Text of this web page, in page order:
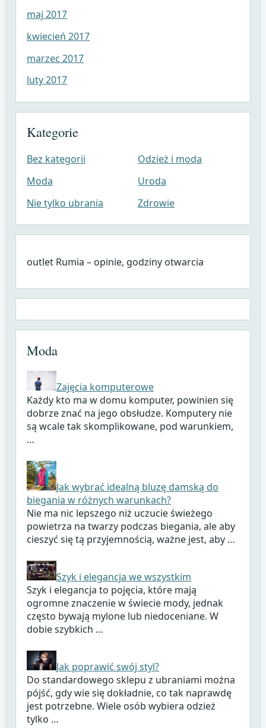
maj 2017
kwiecień 2017
marzec 2017
luty 2017
Kategorie
Bez kategorii
Moda
Nie tylko ubrania
Odzież i moda
Uroda
Zdrowie
outlet Rumia – opinie, godziny otwarcia
Moda
Zajęcia komputerowe
Każdy kto ma w domu komputer, powinien się
dobrze znać na jego obsłudze. Komputery nie
są wcale tak skomplikowane, pod warunkiem,
…
Jak wybrać idealną bluzę damską do
biegania w różnych warunkach?
Nie ma nic lepszego niż uczucie świeżego
powietrza na twarzy podczas biegania, ale aby
cieszyć się tą przyjemnością, ważne jest, aby …
Szyk i elegancja we wszystkim
Szyk i elegancja to pojęcia, które mają
ogromne znaczenie w świecie mody, jednak
często bywają mylone lub niedoceniane. W
dobie szybkich …
Jak poprawić swój styl?
Do standardowego sklepu z ubraniami można
pójść, gdy wie się dokładnie, co tak naprawdę
jest potrzebne. Wiele osób wybiera odzież
tylko …